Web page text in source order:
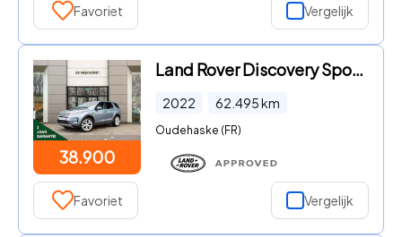
Favoriet Vergelijk
38.900
Land Rover Discovery Sport - P300e SE | 12-2022 | Cold Climate Pack | Adaptieve Cruise Co
2022 62.495km
Oudehaske (FR)
Favoriet Vergelijk